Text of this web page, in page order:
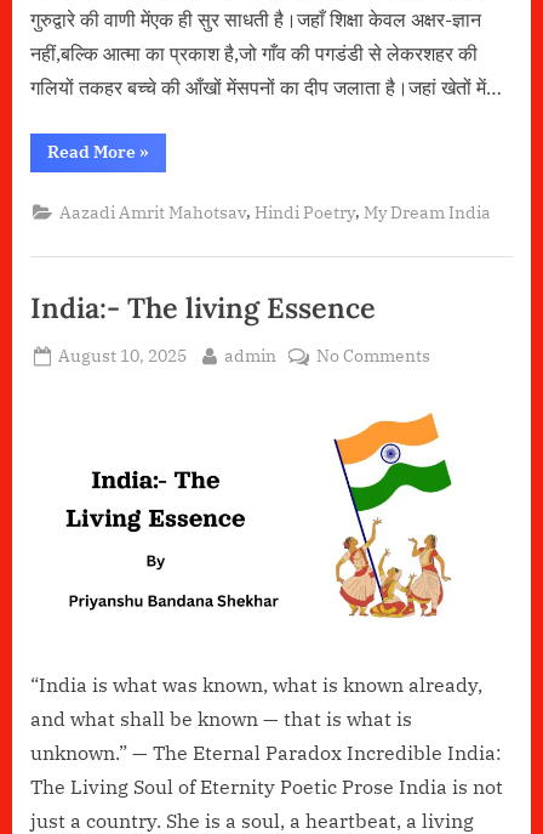
गुरुद्वारे की वाणी मेंएक ही सुर साधती है।जहाँ शिक्षा केवल अक्षर-ज्ञान
नहीं,बल्कि आत्मा का प्रकाश है,जो गाँव की पगडंडी से लेकरशहर की
गलियों तकहर बच्चे की आँखों मेंसपनों का दीप जलाता है।जहां खेतों में…
Read More“मन
के
तस्वीर”
»
Aazadi Amrit Mahotsav,Hindi Poetry,My Dream India
India:- The living Essence
Posted
August 10, 2025 By
admin No Commentson
The
living
Essence
“India is what was known, what is known already,
and what shall be known — that is what is
unknown.” — The Eternal Paradox Incredible India:
The Living Soul of Eternity Poetic Prose India is not
just a country. She is a soul, a heartbeat, a living